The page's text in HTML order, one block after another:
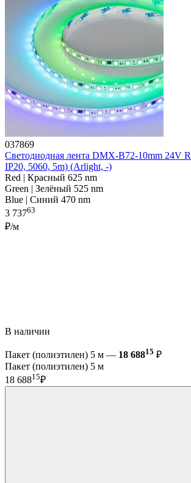
037869
Светодиодная лента DMX-B72-10mm 24V
IP20, 5060, 5m) (Arlight, -)
Red | Красный 625 nm
Green | Зелёный 525 nm
Blue | Синий 470 nm
3 73763
₽/м
В наличии
Пакет (полиэтилен) 5 м — 18 68815 ₽
Пакет (полиэтилен) 5 м
18 68815₽